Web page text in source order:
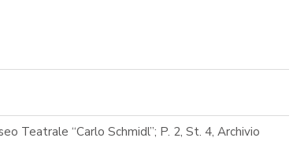
Teatrale “Carlo Schmidl”; P. 2, St. 4, Archivio